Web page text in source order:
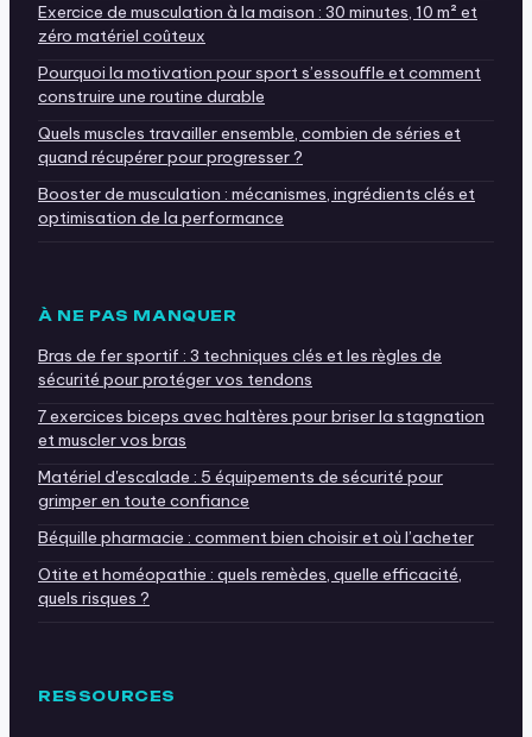
Exercice de musculation à la maison : 30 minutes, 10 m² et
zéro matériel coûteux
Pourquoi la motivation pour sport s’essouffle et comment
construire une routine durable
Quels muscles travailler ensemble, combien de séries et
quand récupérer pour progresser ?
Booster de musculation : mécanismes, ingrédients clés et
optimisation de la performance
À NE PAS MANQUER
Bras de fer sportif : 3 techniques clés et les règles de
sécurité pour protéger vos tendons
7 exercices biceps avec haltères pour briser la stagnation
et muscler vos bras
Matériel d'escalade : 5 équipements de sécurité pour
grimper en toute confiance
Béquille pharmacie : comment bien choisir et où l’acheter
Otite et homéopathie : quels remèdes, quelle efficacité,
quels risques ?
RESSOURCES